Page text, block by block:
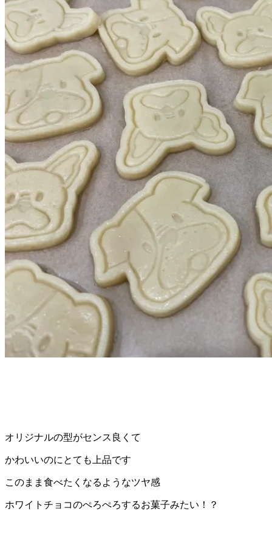
オリジナルの型がセンス良くて
かわいいのにとても上品です
このまま食べたくなるようなツヤ感
ホワイトチョコのぺろぺろするお菓子みたい！？